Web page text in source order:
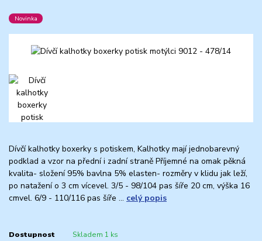
Novinka
Dívčí kalhotky boxerky s potiskem, Kalhotky mají jednobarevný
podklad a vzor na přední i zadní straně Příjemné na omak pěkná
kvalita- složení 95% bavlna 5% elasten- rozměry v klidu jak leží,
po natažení o 3 cm vícevel. 3/5 - 98/104 pas šíře 20 cm, výška 16
cmvel. 6/9 - 110/116 pas šíře ... celý popis
Dostupnost Skladem 1 ks